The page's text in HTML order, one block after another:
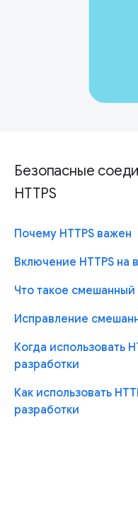
Безопасные
HTTPS
Почему HTTPS важен
Включение HTTPS на
Что такое смешанный
Исправление
Когда использовать
разработки
Как использовать
разработки